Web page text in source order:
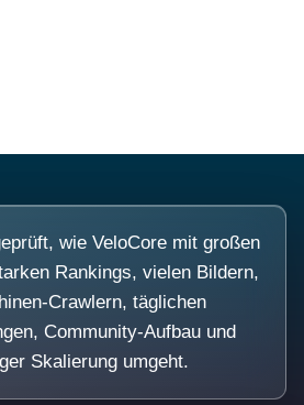
wie VeloCore mit großen
Rankings, vielen Bildern,
Crawlern, täglichen
Community-Aufbau und
Skalierung umgeht.